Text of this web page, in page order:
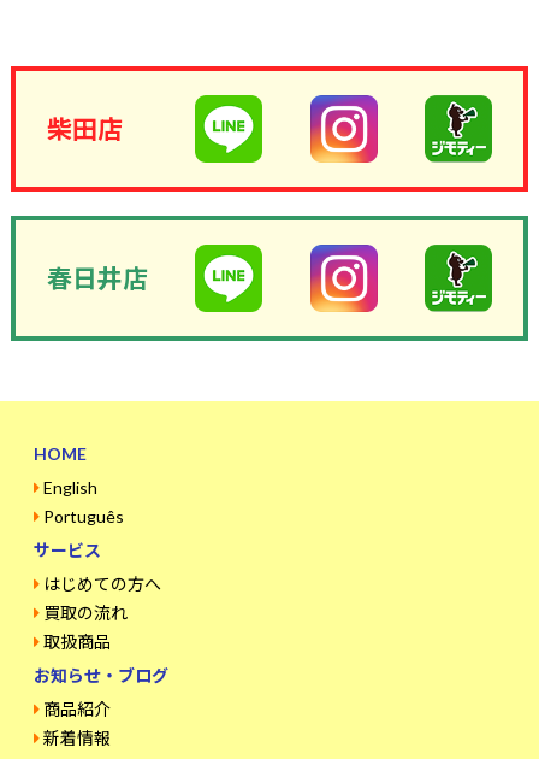
柴田店
春日井店
HOME
English
Português
サービス
はじめての方へ
買取の流れ
取扱商品
お知らせ・ブログ
商品紹介
新着情報